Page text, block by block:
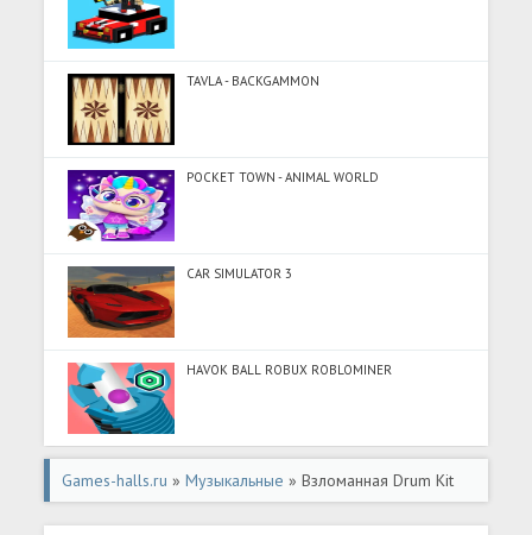
TAVLA - BACKGAMMON
POCKET TOWN - ANIMAL WORLD
CAR SIMULATOR 3
HAVOK BALL ROBUX ROBLOMINER
Games-halls.ru »Музыкальные » Взломанная Drum Kit
Music Games Simulator [МОД Бесконечные деньги] -